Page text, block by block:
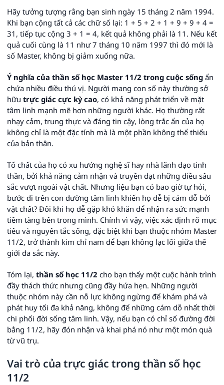
Hãy tưởng tượng rằng bạn sinh ngày 15 tháng 2 năm 1994.
Khi bạn cộng tất cả các chữ số lại: 1 + 5 + 2 + 1 + 9 + 9 + 4 =
31, tiếp tục cộng 3 + 1 = 4, kết quả không phải là 11. Nếu kết
quả cuối cùng là 11 như 7 tháng 10 năm 1997 thì đó mới là
số Master, không bị giảm xuống nữa.
Ý nghĩa của thần số học Master 11/2 trong cuộc sống ẩn
chứa nhiều điều thú vị. Người mang con số này thường sở
hữu trực giác cực kỳ cao, có khả năng phát triển về mặt
tâm linh mạnh mẽ hơn những người khác. Họ thường rất
nhạy cảm, trung thực và đáng tin cậy, lòng trắc ẩn của họ
không chỉ là một đặc tính mà là một phần không thể thiếu
của bản thân.
Tố chất của họ có xu hướng nghệ sĩ hay nhà lãnh đạo tinh
thần, bởi khả năng cảm nhận và truyền đạt những điều sâu
sắc vượt ngoài vật chất. Nhưng liệu bạn có bao giờ tự hỏi,
bước đi trên con đường tâm linh khiến họ dễ bị cám dỗ bởi
vật chất? Đôi khi họ dễ gặp khó khăn để nhận ra sức mạnh
tiềm tàng bên trong mình. Chính vì vậy, việc xác định rõ mục
tiêu và nguyên tắc sống, đặc biệt khi bạn thuộc nhóm Master
11/2, trở thành kim chỉ nam để bạn không lạc lối giữa thế
giới đa sắc này.
Tóm lại, thần số học 11/2 cho bạn thấy một cuộc hành trình
đầy thách thức nhưng cũng đầy hứa hẹn. Những người
thuộc nhóm này cần nỗ lực không ngừng để khám phá và
phát huy tối đa khả năng, không để những cám dỗ nhất thời
chi phối đời sống tâm linh. Vậy, nếu bạn có chỉ số đường đời
bằng 11/2, hãy đón nhận và khai phá nó như một món quà
từ vũ trụ.
Vai trò của trực giác trong thần số học
11/2